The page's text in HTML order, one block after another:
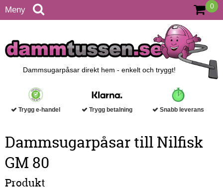
Meny 0
Dammsugarpåsar direkt hem - enkelt och tryggt!
Trygg e-handel Trygg betalning Snabb leverans
Dammsugarpåsar till Nilfisk
GM 80
Produkt